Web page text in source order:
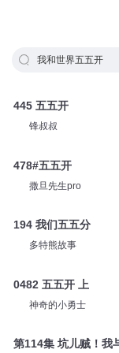
我和世界五五开
445 五五开
锋叔叔
478#五五开
撒旦先生pro
194 我们五五分
多特熊故事
0482 五五开 上
神奇的小勇士
第114集 坑儿贼！我